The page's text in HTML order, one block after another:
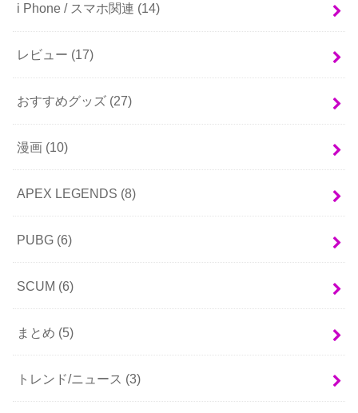
i Phone / スマホ関連 (14)
レビュー (17)
おすすめグッズ (27)
漫画 (10)
APEX LEGENDS (8)
PUBG (6)
SCUM (6)
まとめ (5)
トレンド/ニュース (3)